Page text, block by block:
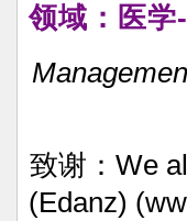
领域：医学
致谢：We
(Edanz)